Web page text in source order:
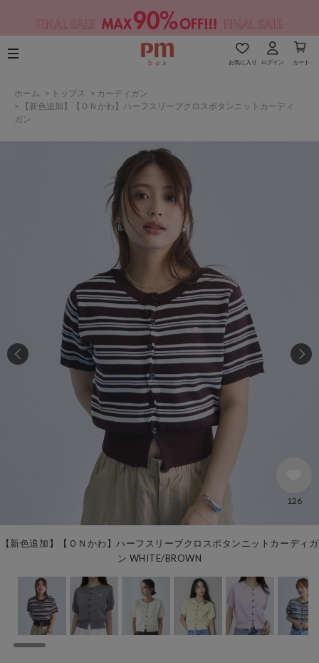
お気に入り ログイン カート
ホーム > トップス > カーディガン
>
【新色追加】【ＯＮかわ】ハーフスリーブクロスボタンニットカーディ
ガン
【新色追加】【ＯＮかわ】ハーフスリーブクロスボタンニットカーディガ
ン WHITE/BROWN
126